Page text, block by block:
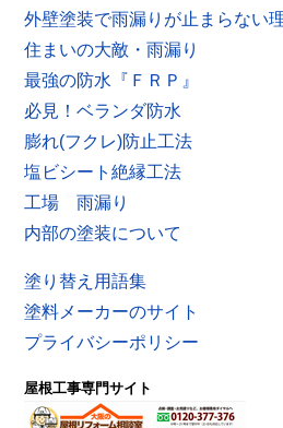
外壁塗装で雨漏りが止まらない
住まいの大敵・雨漏り
最強の防水『ＦＲＰ』
必見！ベランダ防水
膨れ(フクレ)防止工法
塩ビシート絶縁工法
工場 雨漏り
内部の塗装について
塗り替え用語集
塗料メーカーのサイト
プライバシーポリシー
屋根工事専門サイト